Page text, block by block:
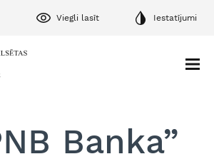
Viegli lasīt Iestatījumi
Banka”